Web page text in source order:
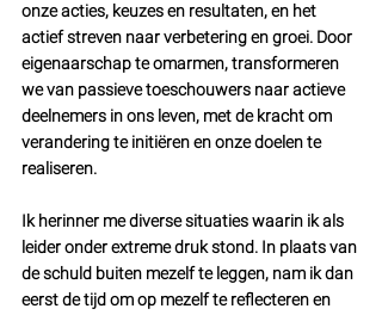
onze acties, keuzes en resultaten, en het
actief streven naar verbetering en groei. Door
eigenaarschap te omarmen, transformeren
we van passieve toeschouwers naar actieve
deelnemers in ons leven, met de kracht om
verandering te initiëren en onze doelen te
realiseren.
Ik herinner me diverse situaties waarin ik als
leider onder extreme druk stond. In plaats van
de schuld buiten mezelf te leggen, nam ik dan
eerst de tijd om op mezelf te reflecteren en